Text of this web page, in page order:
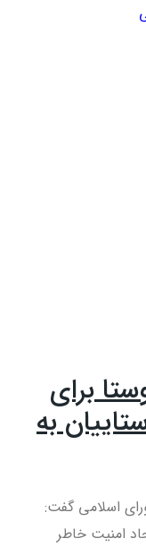
برای
به
اسلامی گفت:
امنیت خاطر